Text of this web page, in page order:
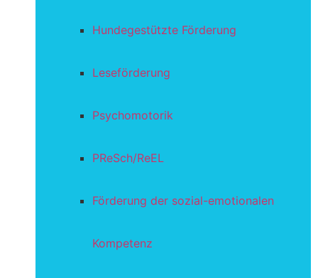
Hundegestützte Förderung
Leseförderung
Psychomotorik
PReSch/ReEL
Förderung der sozial-emotionalen
Kompetenz